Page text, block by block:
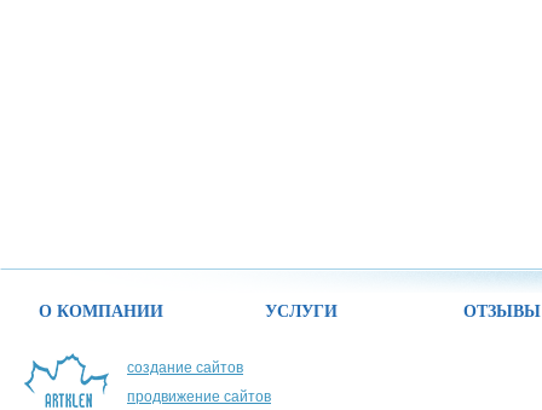
О КОМПАНИИ УСЛУГИ ОТЗЫВЫ
создание сайтов
продвижение сайтов